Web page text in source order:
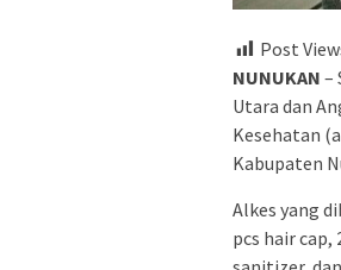
Post
NUNUKAN –
Utara dan
Kesehatan
Kabupaten
Alkes yang
pcs hair cap,